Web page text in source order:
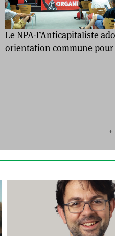
Le NPA-l’Anticapitaliste
orientation commune pour
+